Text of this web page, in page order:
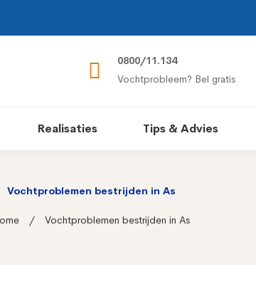
0800/11.134
Vochtprobleem? Bel gratis
Realisaties Tips & Advies
Vochtproblemen bestrijden in As
Vochtproblemen bestrijden in As